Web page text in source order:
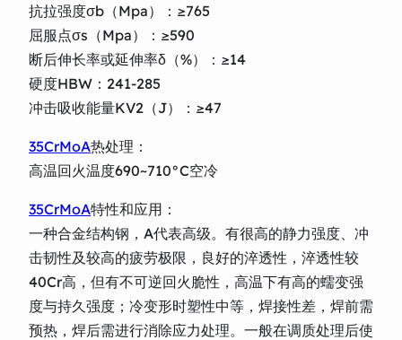
抗拉强度σb（Mpa）：≥765
屈服点σs（Mpa）：≥590
断后伸长率或延伸率δ（%）：≥14
硬度HBW：241-285
冲击吸收能量KV2（J）：≥47
35CrMoA热处理：
高温回火温度690~710°C空冷
35CrMoA特性和应用：
一种合金结构钢，A代表高级。有很高的静力强度、冲
击韧性及较高的疲劳极限，良好的淬透性，淬透性较
40Cr高，但有不可逆回火脆性，高温下有高的蠕变强
度与持久强度；冷变形时塑性中等，焊接性差，焊前需
预热，焊后需进行消除应力处理。一般在调质处理后使